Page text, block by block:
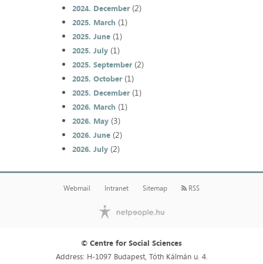
2024. December(2)
2025. March (1)
2025. June(1)
2025. July(1)
2025. September(2)
2025. October(1)
2025. December(1)
2026. March (1)
2026. May(3)
2026. June(2)
2026. July(2)
Webmail Intranet Sitemap RSS
© Centre for Social Sciences
Address: H-1097 Budapest, Tóth Kálmán u. 4.